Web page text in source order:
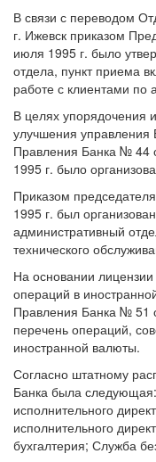
В связи с переводом
г. Ижевск приказом
июля 1995 г. было
отдела, пункт приема
работе с клиентами по
В целях упорядочения
улучшения управления
Правления Банка № 44
1995 г. было
Приказом
1995 г. был
административный
технического
На основании
операций в
Правления Банка № 51
перечень операций,
иностранной валюты.
Согласно штатному
Банка была
исполнительного
исполнительного
бухгалтерия; Служба